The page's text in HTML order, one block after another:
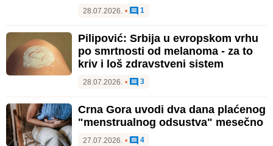
28.07.2026. • 1
Pilipović: Srbija u evropskom vrhu
po smrtnosti od melanoma - za to
kriv i loš zdravstveni sistem
28.07.2026. • 3
Crna Gora uvodi dva dana plaćenog
"menstrualnog odsustva" mesečno
27.07.2026. • 4